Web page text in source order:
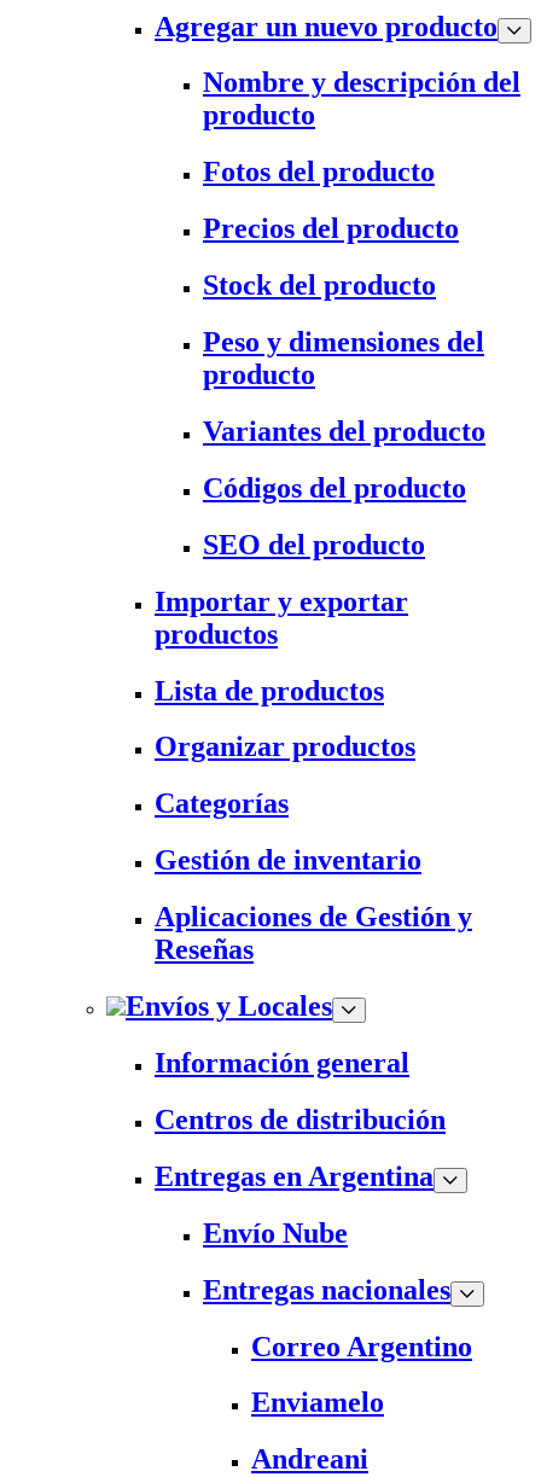
Agregar un nuevo producto
Nombre y descripción del
producto
Fotos del producto
Precios del producto
Stock del producto
Peso y dimensiones del
producto
Variantes del producto
Códigos del producto
SEO del producto
Importar y exportar
productos
Lista de productos
Organizar productos
Categorías
Gestión de inventario
Aplicaciones de Gestión y
Reseñas
Envíos y Locales
Información general
Centros de distribución
Entregas en Argentina
Envío Nube
Entregas nacionales
Correo Argentino
Enviamelo
Andreani